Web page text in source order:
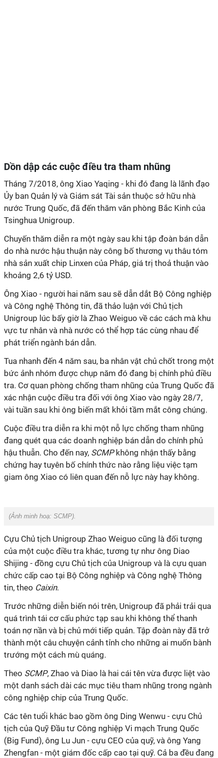
Dồn dập các cuộc điều tra tham nhũng
Tháng 7/2018, ông Xiao Yaqing - khi đó đang là lãnh đạo
Ủy ban Quản lý và Giám sát Tài sản thuộc sở hữu nhà
nước Trung Quốc, đã đến thăm văn phòng Bắc Kinh của
Tsinghua Unigroup.
Chuyến thăm diễn ra một ngày sau khi tập đoàn bán dẫn
do nhà nước hậu thuận này công bố thương vụ thâu tóm
nhà sản xuất chip Linxen của Pháp, giá trị thoả thuận vào
khoảng 2,6 tỷ USD.
Ông Xiao - người hai năm sau sẽ dẫn dắt Bộ Công nghiệp
và Công nghệ Thông tin, đã thảo luận với Chủ tịch
Unigroup lúc bấy giờ là Zhao Weiguo về các cách mà khu
vực tư nhân và nhà nước có thể hợp tác cùng nhau để
phát triển ngành bán dẫn.
Tua nhanh đến 4 năm sau, ba nhân vật chủ chốt trong một
bức ảnh nhóm được chụp năm đó đang bị chính phủ điều
tra. Cơ quan phòng chống tham nhũng của Trung Quốc đã
xác nhận cuộc điều tra đối với ông Xiao vào ngày 28/7,
vài tuần sau khi ông biến mất khỏi tầm mắt công chúng.
Cuộc điều tra diễn ra khi một nỗ lực chống tham nhũng
đang quét qua các doanh nghiệp bán dẫn do chính phủ
hậu thuẫn. Cho đến nay, SCMPkhông nhận thấy bằng
chứng hay tuyên bố chính thức nào rằng liệu việc tạm
giam ông Xiao có liên quan đến nỗ lực này hay không.
(Ảnh minh hoạ: SCMP).
Cựu Chủ tịch Unigroup Zhao Weiguo cũng là đối tượng
của một cuộc điều tra khác, tương tự như ông Diao
Shijing - đồng cựu Chủ tịch của Unigroup và là cựu quan
chức cấp cao tại Bộ Công nghiệp và Công nghệ Thông
tin, theo Caixin.
Trước những diễn biến nói trên, Unigroup đã phải trải qua
quá trình tái cơ cấu phức tạp sau khi không thể thanh
toán nợ nần và bị chủ mới tiếp quản. Tập đoàn này đã trở
thành một câu chuyện cảnh tỉnh cho những ai muốn bành
trướng một cách mù quáng.
Theo SCMP, Zhao và Diao là hai cái tên vừa được liệt vào
một danh sách dài các mục tiêu tham nhũng trong ngành
công nghiệp chip của Trung Quốc.
Các tên tuổi khác bao gồm ông Ding Wenwu - cựu Chủ
tịch của Quỹ Đầu tư Công nghiệp Vi mạch Trung Quốc
(Big Fund), ông Lu Jun - cựu CEO của quỹ, và ông Yang
Zhengfan - một giám đốc cấp cao tại quỹ. Cả ba đều đang